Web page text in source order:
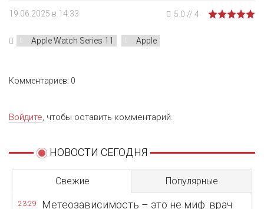
19.06.2025 в 14:33 5.0 // 4
Apple Watch Series 11 Apple
Комментариев: 0
Войдите, чтобы оставить комментарий.
НОВОСТИ СЕГОДНЯ
Свежие Популярные
23:29 Метеозависимость – это не миф: врач